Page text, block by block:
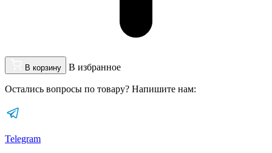
В корзину В избранное
Остались вопросы по товару? Напишите нам:
Telegram